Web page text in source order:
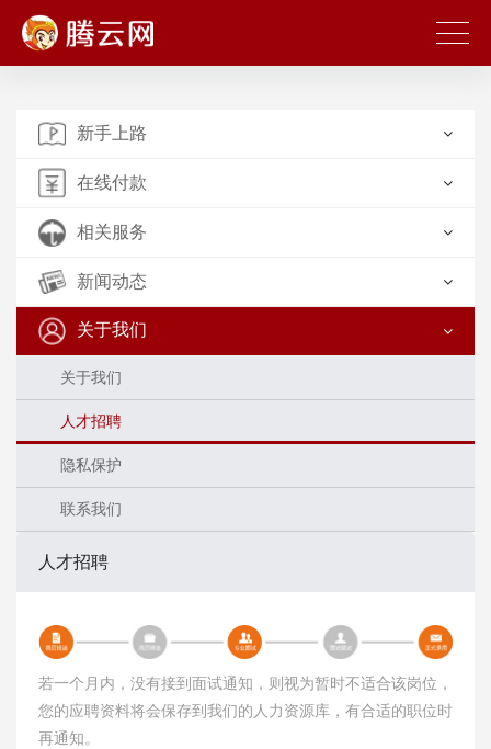
新手上路
在线付款
相关服务
新闻动态
关于我们
关于我们
人才招聘
隐私保护
联系我们
人才招聘
若一个月内，没有接到面试通知，则视为暂时不适合该岗位，
您的应聘资料将会保存到我们的人力资源库，有合适的职位时
再通知。